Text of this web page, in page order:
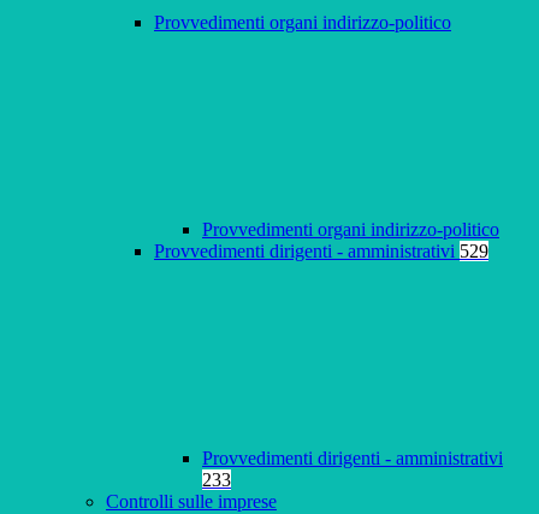
Provvedimenti organi indirizzo-politico
Provvedimenti organi indirizzo-politico
Provvedimenti dirigenti - amministrativi 529
Provvedimenti dirigenti - amministrativi
233
Controlli sulle imprese